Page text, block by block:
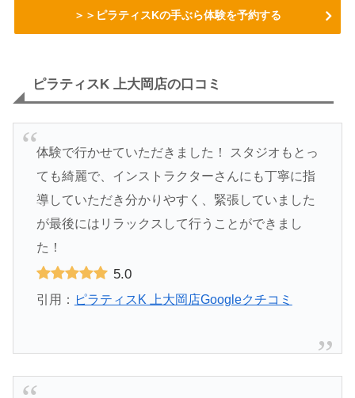
＞＞ピラティスKの手ぶら体験を予約する
ピラティスK 上大岡店の口コミ
体験で行かせていただきました！ スタジオもとっ
ても綺麗で、インストラクターさんにも丁寧に指
導していただき分かりやすく、緊張していました
が最後にはリラックスして行うことができまし
た！
5.0
引用： ピラティスK 上大岡店Googleクチコミ